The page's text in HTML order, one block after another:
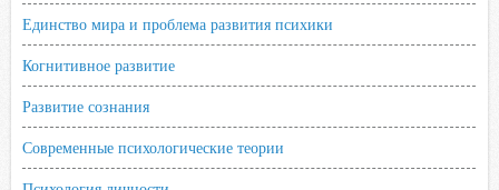
k
i
Единство мира и проблема развития психики
Когнитивное развитие
Развитие сознания
Современные психологические теории